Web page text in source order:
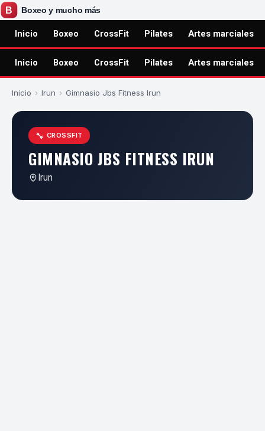
Inicio Boxeo CrossFit Pilates Artes marciales
Inicio Boxeo CrossFit Pilates Artes marciales
Inicio › Irun › Gimnasio Jbs Fitness Irun
CROSSFIT
GIMNASIO JBS FITNESS IRUN
Irun